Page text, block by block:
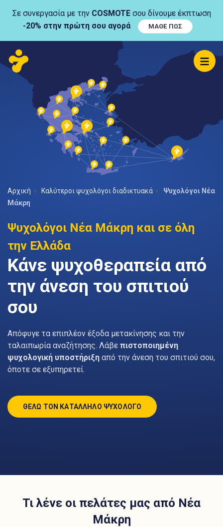
Σε συνεργασία με την COSMOTEσου δίνουμε έκπτωση
-20% στην πρώτη σου αγορά
ΜΑΘΕ ΠΩΣ
Αρχική Καλύτεροι ψυχολόγοι διαδικτυακά
Ψυχολόγοι Νέα
Μάκρη
Ψυχολόγοι Νέα Μάκρη και σε όλη
την Ελλάδα
Κάνε ψυχοθεραπεία από
την άνεση του σπιτιού
σου
Απόφυγε τα επιπλέον έξοδα μετακίνησης και την
ταλαιπωρία αναζήτησης. Λάβε πιστοποιημένη
ψυχολογική υποστήριξη από την άνεση του σπιτιού σου,
όποτε σε εξυπηρετεί.
ΘΕΛΩ ΤΟΝ ΚΑΤΑΛΛΗΛΟ ΨΥΧΟΛΟΓΟ
Τι λένε οι πελάτες μας από Νέα
Μάκρη